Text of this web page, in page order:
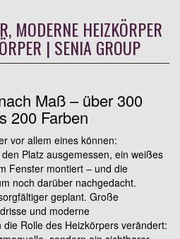
MODERNE HEIZKÖRPER
| SENIA GROUP
Maß – über 300
200 Farben
vor allem eines können:
Platz ausgemessen, ein weißes
Fenster montiert – und die
noch darüber nachgedacht.
geplant. Große
und moderne
Rolle des Heizkörpers verändert: